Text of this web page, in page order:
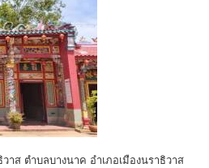
าส ตำบลบางนาค อำเภอเมืองนราธิวาส